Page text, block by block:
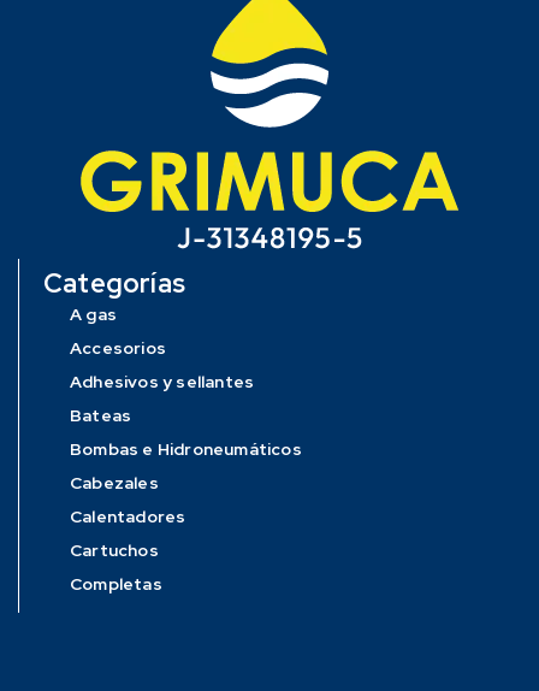
Categorías
A gas
Accesorios
Adhesivos y sellantes
Bateas
Bombas e Hidroneumáticos
Cabezales
Calentadores
Cartuchos
Completas